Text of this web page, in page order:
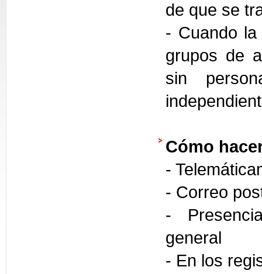
de que se
- Cuando
grupos de
sin
Cómo
-
- Correo
-
general
- En los